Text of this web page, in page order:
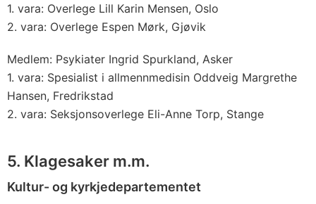
1. vara: Overlege Lill Karin Mensen, Oslo
2. vara: Overlege Espen Mørk, Gjøvik
Medlem: Psykiater Ingrid Spurkland, Asker
1. vara: Spesialist i allmennmedisin Oddveig Margrethe
Hansen, Fredrikstad
2. vara: Seksjonsoverlege Eli-Anne Torp, Stange
5. Klagesaker m.m.
Kultur- og kyrkjedepartementet